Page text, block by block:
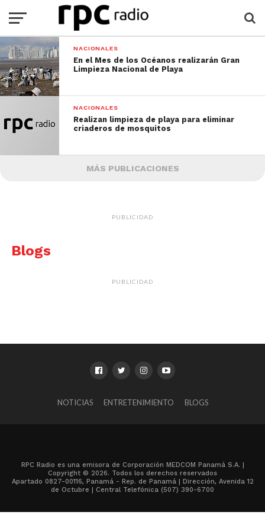
NACIONALES
En el Mes de los Océanos realizarán Gran
Limpieza Nacional de Playa
NACIONALES
Realizan limpieza de playa para eliminar
criaderos de mosquitos
MÁS PUBLICACIONES
PUBLICIDAD
Blogs
PUBLICIDAD
NOTICIAS ENTRETENIMIENTO BLOGS
RPC Radio es una emisora de Corporación MEDCOM Panamá S.A. |
Copyright © 2026. Todos los derechos reservados
Apartado 0827-00116, Panamá - Rep. de Panamá | Dirección, Avenida 12
de Octubre | Central Telefónica (507) 390-6700